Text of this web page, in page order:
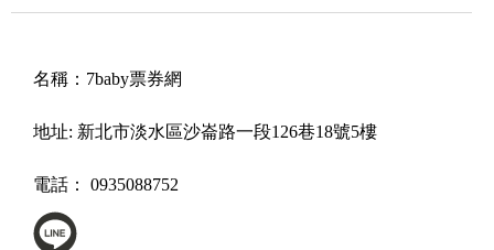
名稱： 7baby票券網
地址: 新北市淡水區沙崙路一段126巷18號5樓
電話： 0935088752